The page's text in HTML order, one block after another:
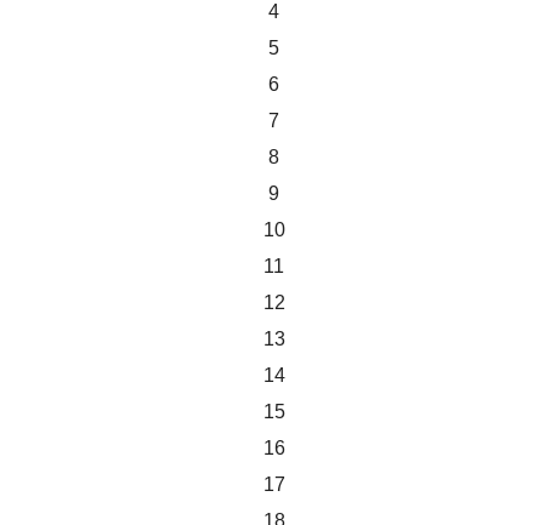
4
5
6
7
8
9
10
11
12
13
14
15
16
17